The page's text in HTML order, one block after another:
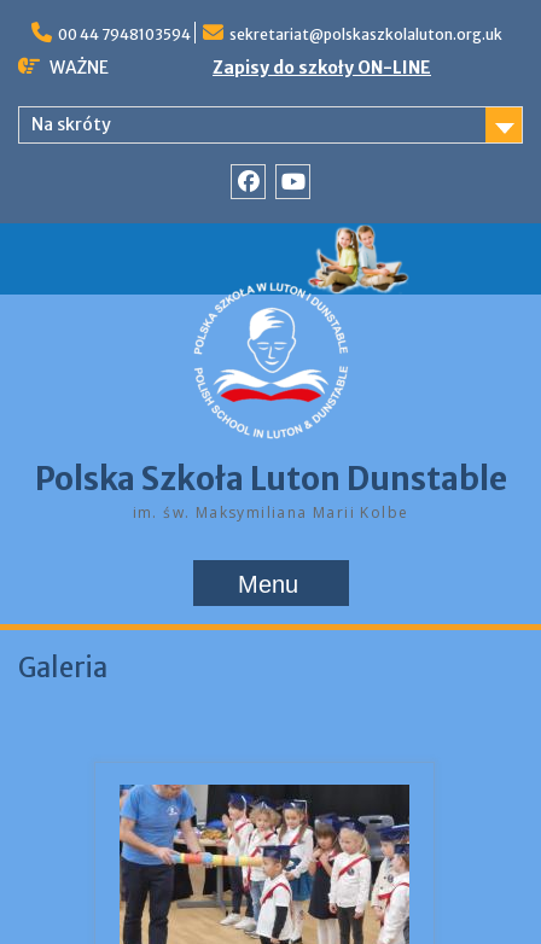
content
00 44 7948103594 sekretariat@polskaszkolaluton.org.uk
WAŻNE Zapisy do szkoły ON-LINE
Na skróty
Polska Szkoła Luton Dunstable
im. św. Maksymiliana Marii Kolbe
Menu
Galeria